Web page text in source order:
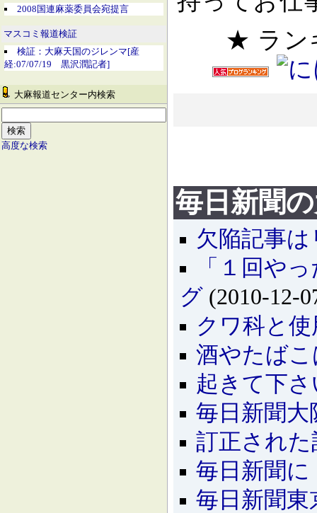
2008国連麻薬委員会宛提言
マスコミ報道検証
検証：大麻天国のジレンマ[産
経:07/07/19 黒沢潤記者]
大麻報道センター内検索
高度な検索
★ ラ
毎日新聞
欠陥記事
「１回や
グ (2010-12-
クワ科と
酒やたば
起きて下
毎日新聞
訂正され
毎日新聞
毎日新聞東